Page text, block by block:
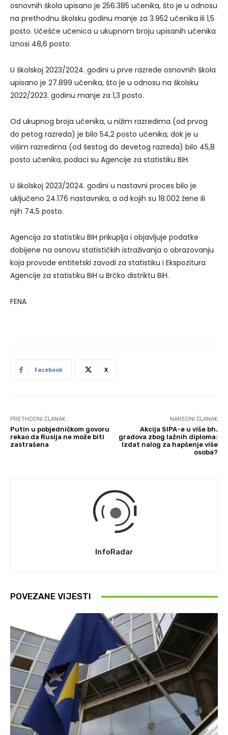
osnovnih škola upisano je 256.385 učenika, što je u odnosu
na prethodnu školsku godinu manje za 3.952 učenika ili 1,5
posto. Učešće učenica u ukupnom broju upisanih učenika
iznosi 48,6 posto.
U školskoj 2023/2024. godini u prve razrede osnovnih škola
upisano je 27.899 učenika, što je u odnosu na školsku
2022/2023. godinu manje za 1,3 posto.
Od ukupnog broja učenika, u nižim razredima (od prvog
do petog razreda) je bilo 54,2 posto učenika, dok je u
višim razredima (od šestog do devetog razreda) bilo 45,8
posto učenika, podaci su Agencije za statistiku BiH.
U školskoj 2023/2024. godini u nastavni proces bilo je
uključeno 24.176 nastavnika, a od kojih su 18.002 žene ili
njih 74,5 posto.
Agencija za statistiku BiH prikuplja i objavljuje podatke
dobijene na osnovu statističkih istraživanja o obrazovanju
koja provode entitetski zavodi za statistiku i Ekspozitura
Agencije za statistiku BiH u Brčko distriktu BiH.
FENA
Facebook X
PRETHODNI ČLANAK
Putin u pobjedničkom govoru
rekao da Rusija ne može biti
zastrašena
NAREDNI ČLANAK
Akcija SIPA-e u više bh.
gradova zbog lažnih diploma:
Izdat nalog za hapšenje više
osoba?
InfoRadar
POVEZANE VIJESTI